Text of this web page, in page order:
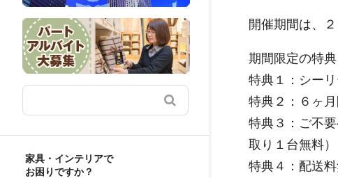
家具・インテリアで
お困りですか？
開催期間は、
期間限定の特
特典１：シー
特典２：６ヶ
特典３：ご不
取り１台無料）
特典４：配送